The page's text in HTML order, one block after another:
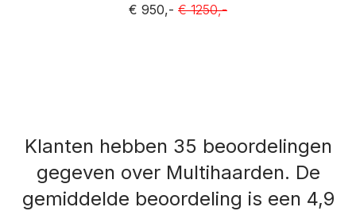
€ 950,- € 1250,-
Klanten hebben 35 beoordelingen
gegeven over Multihaarden. De
gemiddelde beoordeling is een 4,9